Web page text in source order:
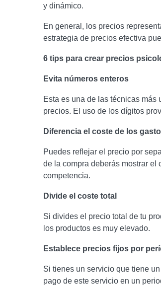
y dinámico.
En general, los precios
estrategia de precios efectiva
6 tips para crear precios
Evita números enteros
Esta es una de las técnicas
precios. El uso de los dígitos
Diferencia el coste de los
Puedes reflejar el precio por
de la compra deberás mostrar el
competencia.
Divide el coste total
Si divides el precio total de tu
los productos es muy elevado.
Establece precios fijos por
Si tienes un servicio que tiene
pago de este servicio en un